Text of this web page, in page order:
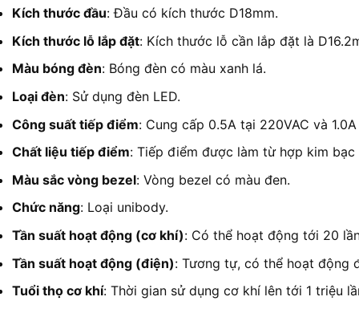
Kích thước đầu: Đầu có kích thước D18mm.
Kích thước lỗ lắp đặt: Kích thước lỗ cần lắp đặt là
Màu bóng đèn: Bóng đèn có màu xanh lá.
Loại đèn: Sử dụng đèn LED.
Công suất tiếp điểm: Cung cấp 0.5A tại 220VAC và
Chất liệu tiếp điểm: Tiếp điểm được làm từ hợp kim bạc
Màu sắc vòng bezel: Vòng bezel có màu đen.
Chức năng: Loại unibody.
Tần suất hoạt động (cơ khí): Có thể hoạt động tới 20
Tần suất hoạt động (điện): Tương tự, có thể hoạt động
Tuổi thọ cơ khí: Thời gian sử dụng cơ khí lên tới 1 triệu